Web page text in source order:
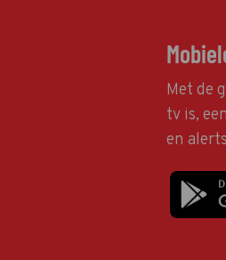
Met de
tv is,
en